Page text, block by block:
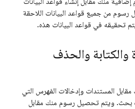
من جميع قواعد البيانات اللاحقة
تحقيقه في قواعد البيانات هذه.
والكتابة والحذف
المستندات وإدخالات الفهرس التي
بحث. ويتم تحصيل رسوم منك مقابل